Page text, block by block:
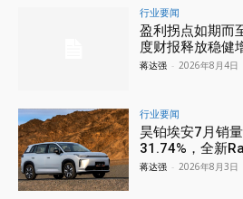
行业要闻
盈利拐点如期而
度财报释放稳健
蒋达强 - 2026年8月4日
行业要闻
昊铂埃安7月销
31.74%，全新
蒋达强 - 2026年8月3日